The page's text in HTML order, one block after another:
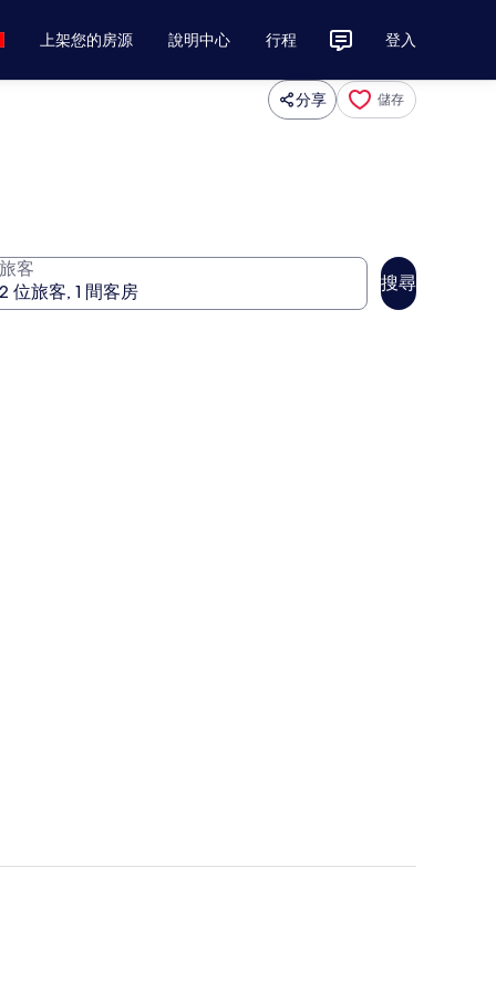
上架您的房源 說明中心 行程 登入
分享 儲存
旅客
搜尋